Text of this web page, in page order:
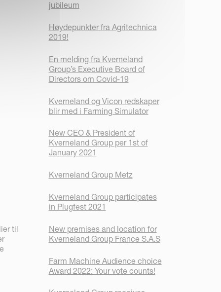
til
jubileum
Høydepunkter fra Agritechnica
2019!
En melding fra Kverneland
Group’s Executive Board of
Directors om Covid-19
Kverneland og Vicon redskaper
blir med i Farming Simulator
New CEO & President of
Kverneland Group per 1st of
January 2021
Kverneland Group Metz
Kverneland Group participates
in Plugfest 2021
New premises and location for
Kverneland Group France S.A.S
Farm Machine Audience choice
Award 2022: Your vote counts!